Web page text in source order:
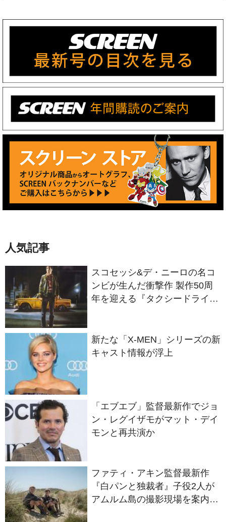
人気記事
スコセッシ&デ・ニーロの名コ
ンビが生んだ衝撃作 製作50周
年を迎える『タクシードライバ
新たな「X-MEN」シリーズの新
キャスト情報が浮上
「エブエブ」監督最新作でジョ
ン・レグイザモがマット・デイ
モンと再共演か
ファティ・アキン監督最新作
『白パンと独裁者』子役2人が
アムルム島の撮影現場を案内！